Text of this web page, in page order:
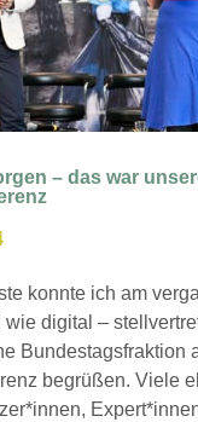
– das war
konnte ich am
wie digital –
Bundestagsfraktion
begrüßen. Viele